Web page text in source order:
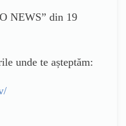
NEWS” din 19
unde te așteptăm: